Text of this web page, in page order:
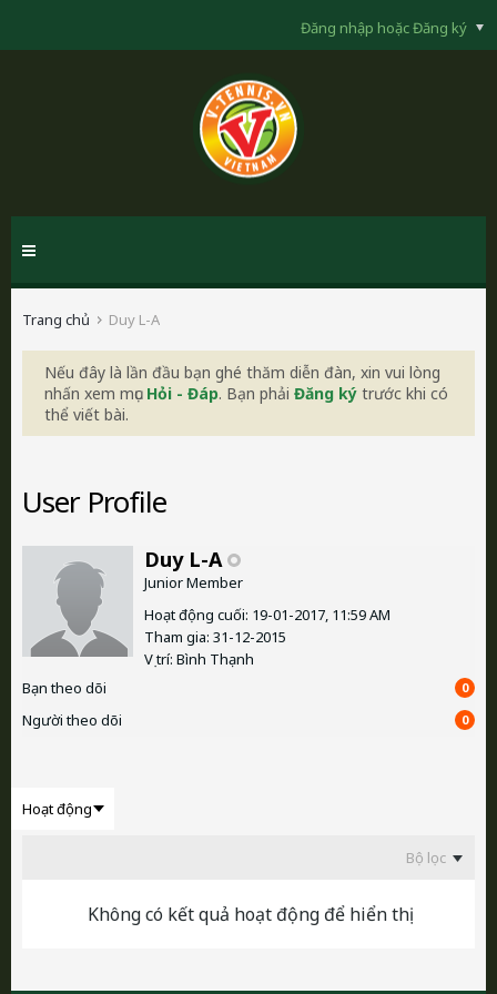
Đăng nhập hoặc Đăng ký
Trang chủ Duy L-A
Nếu đây là lần đầu bạn ghé thăm diễn đàn, xin vui lòng
nhấn xem mục Hỏi - Đáp. Bạn phải Đăng ký trước khi có
thể viết bài.
User Profile
Duy L-A
Junior Member
Hoạt động cuối: 19-01-2017, 11:59 AM
Tham gia: 31-12-2015
Vị trí: Bình Thạnh
Bạn theo dõi
0
Người theo dõi 0
Bộ lọc
Không có kết quả hoạt động để hiển thị